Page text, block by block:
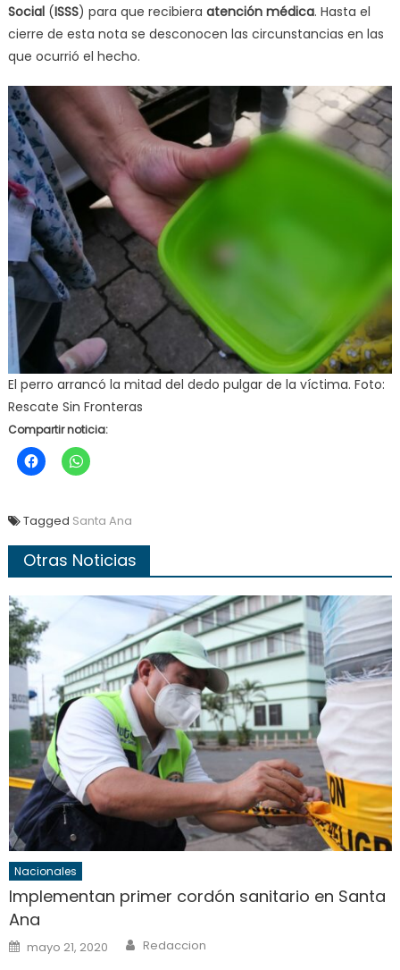
Social(ISSS) para que recibiera atención médica. Hasta el
cierre de esta nota se desconocen las circunstancias en las
que ocurrió el hecho.
El perro arrancó la mitad del dedo pulgar de la víctima. Foto:
Rescate Sin Fronteras
Compartir noticia:
Tagged Santa Ana
Otras Noticias
Nacionales
Implementan primer cordón sanitario en Santa
Ana
Posted
on
mayo 21, 2020 Author
Redaccion